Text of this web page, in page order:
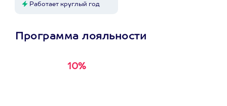
Работает круглый год
Программа лояльности
10%